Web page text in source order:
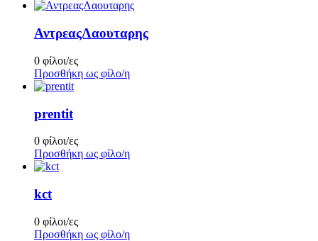
ΑντρεαςΛαουταρης
0 φίλοι/ες
Προσθήκη ως φίλο/η
prentit
0 φίλοι/ες
Προσθήκη ως φίλο/η
kct
0 φίλοι/ες
Προσθήκη ως φίλο/η